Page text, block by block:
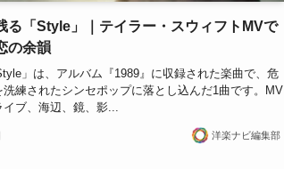
る「Style」｜テイラー・スウィフトMVで
の余韻
」は、アルバム『1989』に収録された楽曲で、危
洗練されたシンセポップに落とし込んだ1曲です。MV
ブ、海辺、鏡、影...
洋楽ナビ編集部